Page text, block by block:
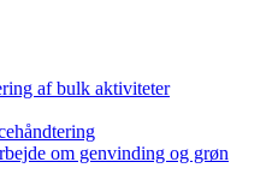
af bulk aktiviteter
om genvinding og grøn